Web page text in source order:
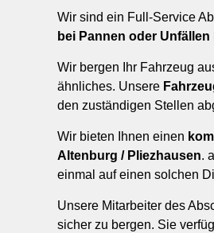
Wir sind ein Full-Service
bei Pannen oder
Wir bergen Ihr Fahrzeug
ähnliches. Unsere
den zuständigen Stellen
Wir bieten Ihnen einen
Altenburg / Pliezhausen.
einmal auf einen solchen
Unsere Mitarbeiter des
sicher zu bergen. Sie